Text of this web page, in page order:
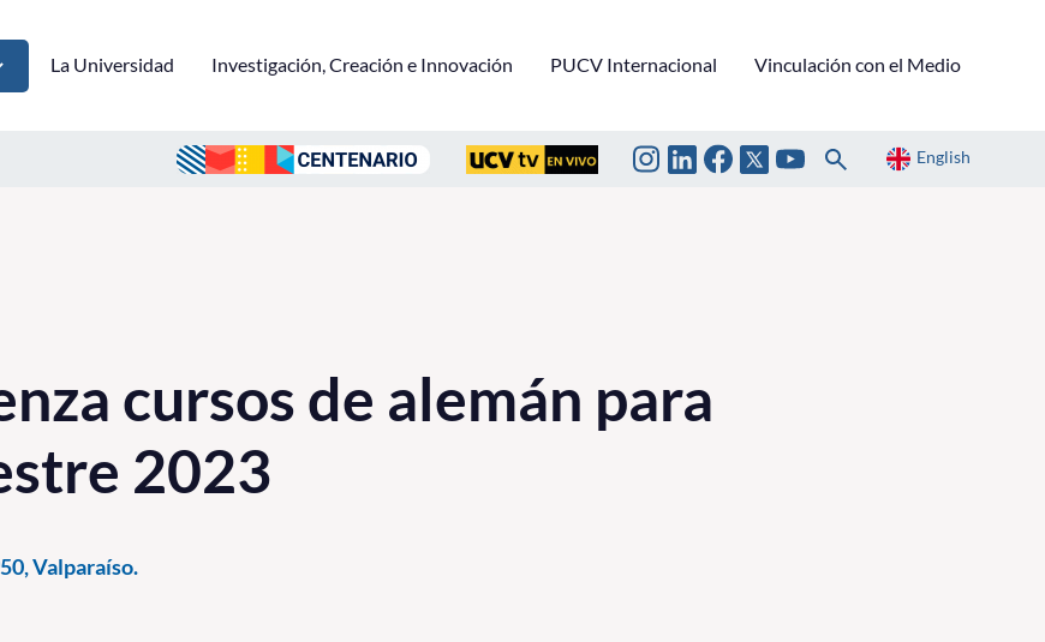
La Universidad Investigación, Creación e Innovación PUCV Internacional Vinculación con el Medio
English
cursos de alemán para
2023
Valparaíso.